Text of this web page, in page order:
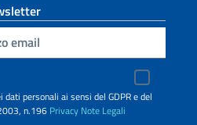
personali ai sensi del GDPR e del
n.196 Privacy Note Legali